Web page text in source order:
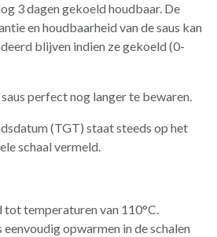
3 dagen gekoeld houdbaar. De
en houdbaarheid van de saus kan
blijven indien ze gekoeld (0-
saus perfect nog langer te bewaren.
(TGT) staat steeds op het
schaal vermeld.
tot temperaturen van 110°C.
opwarmen in de schalen